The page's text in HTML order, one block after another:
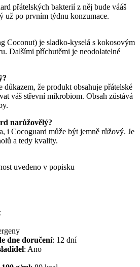
přátelských bakterií z něj bude vááš
už po prvním týdnu konzumace.
Coconut) je sladko-kyselá s kokosovým
Dalšími příchutěmi je neodolatelné
důkazem, že produkt obsahuje přátelské
váš střevní mikrobiom. Obsah zůstává
narůžovělý?
i Cocoguard může být jemně růžový. Je
a tedy kvality.
uvedeno v popisku
dne doručení: 12 dní
: Ano